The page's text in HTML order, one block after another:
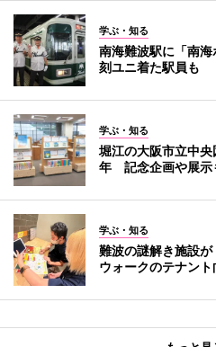
学ぶ・知る
南海難波駅に「南
刻ユニ着た駅員も
学ぶ・知る
堀江の大阪市立中
年 記念企画や展示
学ぶ・知る
難波の謎解き施設
ウォークのテナント